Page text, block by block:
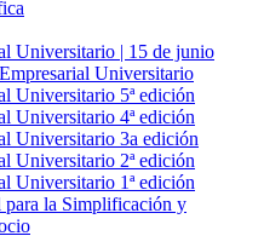
Universitario | 15 de junio
Universitario
Universitario 5ª edición
Universitario 4ª edición
Universitario 3a edición
Universitario 2ª edición
Universitario 1ª edición
la Simplificación y